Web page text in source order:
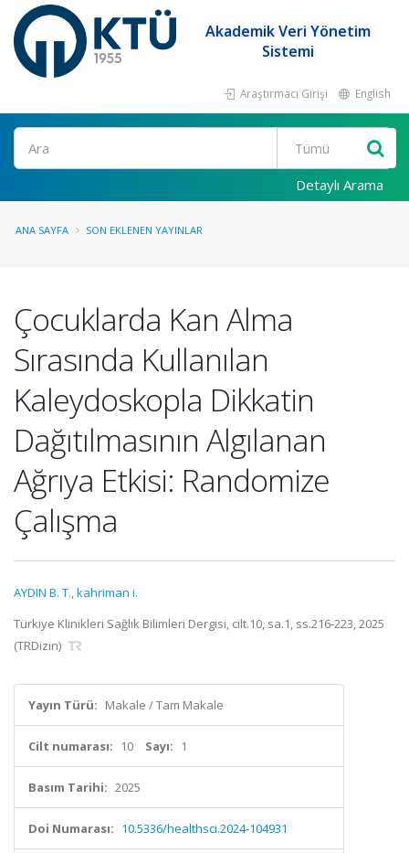
Akademik Veri Yönetim
Sistemi
Araştırmacı Girişi English
Ara
Detaylı Arama
ANA SAYFA SON EKLENEN YAYINLAR
Çocuklarda Kan Alma
Sırasında Kullanılan
Kaleydoskopla Dikkatin
Dağıtılmasının Algılanan
Ağrıya Etkisi: Randomize
Çalışma
AYDIN B. T.,kahriman i.
Türkiye Klinikleri Sağlık Bilimleri Dergisi, cilt.10, sa.1, ss.216-223, 2025
(TRDizin)
Yayın Türü: Makale / Tam Makale
Cilt numarası: 10 Sayı: 1
Basım Tarihi: 2025
Doi Numarası: 10.5336/healthsci.2024-104931